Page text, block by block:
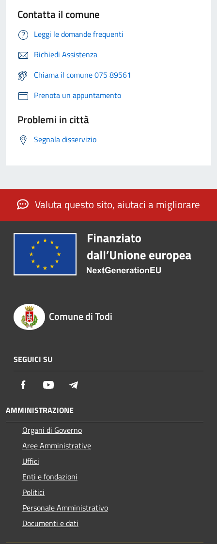
Contatta il comune
Leggi le domande frequenti
Richiedi Assistenza
Chiama il comune 075 89561
Prenota un appuntamento
Problemi in città
Segnala disservizio
Valuta questo sito, aiutaci a migliorare
Comune di Todi
SEGUICI SU
Facebook Youtube
AMMINISTRAZIONE
Organi di Governo
Aree Amministrative
Uffici
Enti e fondazioni
Politici
Personale Amministrativo
Documenti e dati